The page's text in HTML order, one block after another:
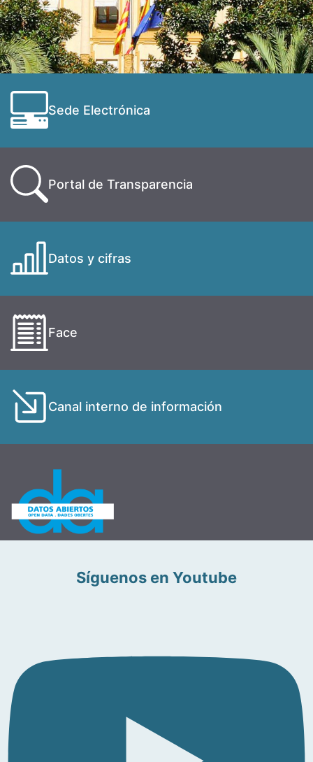
Sede Electrónica
Portal de Transparencia
Datos y cifras
Face
Canal interno de información
Síguenos en Youtube